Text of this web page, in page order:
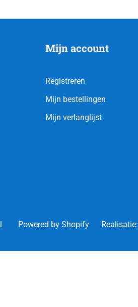
Mijn account
Registreren
Mijn bestellingen
Mijn verlanglijst
Powered by Shopify Realisatie: